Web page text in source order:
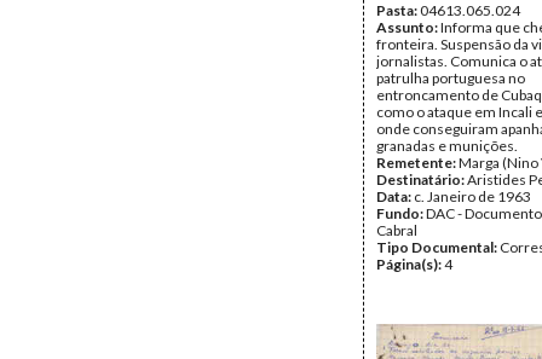
Pasta:04613.065.024
Assunto:Informa que
fronteira. Suspensão da
jornalistas. Comunica o
patrulha portuguesa no
entroncamento de
como o ataque em Incali
onde conseguiram
granadas e munições.
Remetente:Marga (Nino
Destinatário:Aristides
Data: c. Janeiro de 1963
Fundo:DAC -
Cabral
Tipo Documental:
Página(s):4